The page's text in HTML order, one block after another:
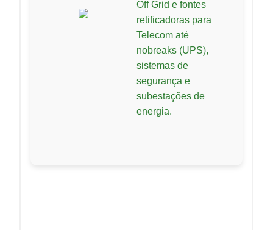
Off Grid e fontes
retificadoras para
Telecom até
nobreaks (UPS),
sistemas de
segurança e
subestações de
energia.